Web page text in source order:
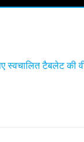
स्वचालित टैबलेट की